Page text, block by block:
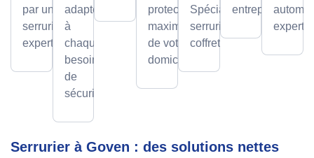
par un
serrurier
expert
adaptée
à
chaque
besoin
de
sécurité.
protection
maximale
de votre
domicile.
Spécialiste
serrurier
coffretier
entreprise.
expert
Serrurier à Goven : des solutions nettes